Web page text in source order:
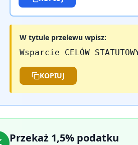
W tytule przelewu wpisz:
Wsparcie CELÓW
KOPIUJ
Przekaż 1,5% podatku